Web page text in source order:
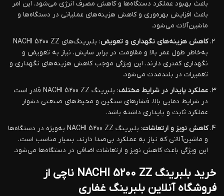
باعث بهبود عملکرد دستگاه‌ها و کاهش مصرف انرژی می‌شود. این امر
باعث افزایش بهره‌وری و کاهش هزینه‌های عملیاتی در دستگاه‌ها و
ماشین‌آلات می‌شود.
کاهش هزینه‌های نگهداری و تعویض
: بلبرینگ‌های NACHI 5200 ZZ
به‌خاطر طول عمر بالا و مقاومت در برابر سایش، نیاز به تعویض و
نگهداری کمتری دارند. این ویژگی موجب کاهش هزینه‌های نگهداری و
تعمیرات در بلندمدت می‌شود.
عملکرد پایدار در شرایط مختلف
: بلبرینگ NACHI 5200 ZZ قادر است
در شرایط دمایی بالا، فشارهای سنگین و محیط‌های صنعتی دشوار
عملکرد ثابت و پایداری داشته باشد.
کاهش نویز و ارتعاشات
: بلبرینگ NACHI 5200 ZZ به‌ویژه در دستگاه‌ها
و ماشین‌آلاتی که نیاز به عملکرد بی‌صدا دارند، بسیار مناسب است.
این ویژگی باعث کاهش نویز و ارتعاشات اضافی در دستگاه‌ها می‌شود.
خرید بلبرینگ NACHI 5200 ZZ ناچی از
فروشگاه آنلاین بلبرینگ غفاری